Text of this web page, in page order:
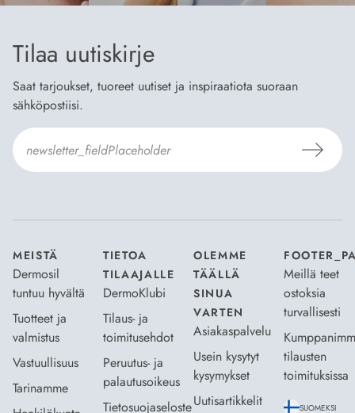
Tilaa uutiskirje
Saat tarjoukset, tuoreet uutiset ja inspiraatiota suoraan
sähköpostiisi.
MEISTÄ
Dermosil
tuntuu hyvältä
Tuotteet ja
valmistus
Vastuullisuus
Tarinamme
TIETOA
TILAAJALLE
DermoKlubi
Tilaus- ja
toimitusehdot
Peruutus- ja
palautusoikeus
Tietosuojaseloste
OLEMME
TÄÄLLÄ
SINUA
VARTEN
Asiakaspalvelu
Usein kysytyt
kysymykset
Uutisartikkelit
Meillä teet
ostoksia
turvallisesti
tilausten
toimituksissa
SUOMEKSI